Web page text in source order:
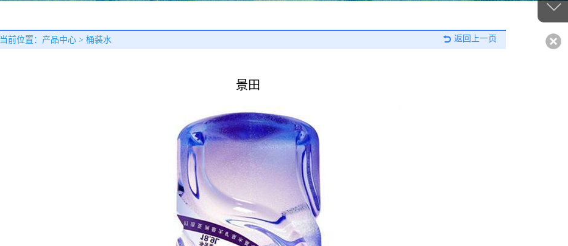
当前位置：产品中心 > 桶装水 返回上一页
景田